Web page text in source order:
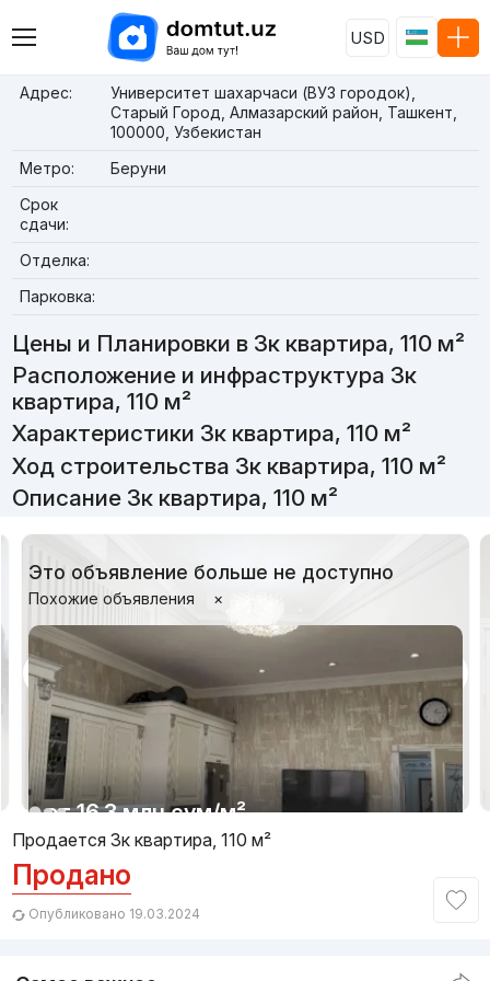
USD
Адрес:
Университет шахарчаси (ВУЗ городок),
Старый Город, Алмазарский район, Ташкент,
100000, Узбекистан
Метро:
Беруни
Срок
сдачи:
Отделка:
Парковка:
Цены и Планировки в 3к квартира, 110 м²
Расположение и инфраструктура 3к
квартира, 110 м²
Характеристики 3к квартира, 110 м²
Ход строительства 3к квартира, 110 м²
Описание 3к квартира, 110 м²
Это объявление больше не доступно
Похожие объявления ×
от16.3 млн сум/м²
Сдан 2020,
3к квартира, 101 м²
Продается 3к квартира, 110 м²
Продано
Опубликовано 19.03.2024